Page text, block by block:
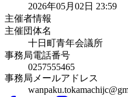
2026年05月02日 23:59
主催者情報
主催団体名
十日町青年会議所
事務局電話番号
0257555465
事務局メールアドレス